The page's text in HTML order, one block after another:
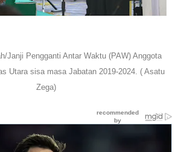
Janji Pengganti Antar Waktu (PAW) Anggota
Utara sisa masa Jabatan 2019-2024. ( Asatu
Zega)